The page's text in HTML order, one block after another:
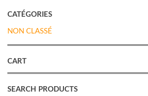
CATÉGORIES
NON CLASSÉ
CART
SEARCH PRODUCTS